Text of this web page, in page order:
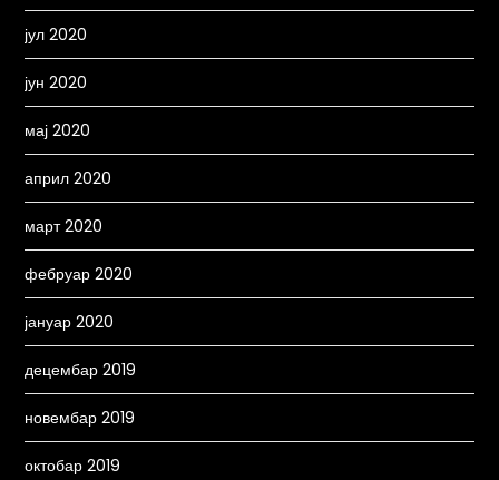
јул 2020
јун 2020
мај 2020
април 2020
март 2020
фебруар 2020
јануар 2020
децембар 2019
новембар 2019
октобар 2019